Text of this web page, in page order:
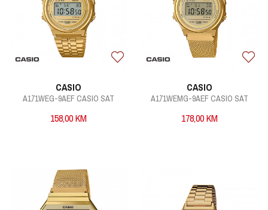
CASIO
A171WEG-9AEF CASIO SAT
158,00KM
CASIO
A171WEMG-9AEF CASIO SAT
178,00KM